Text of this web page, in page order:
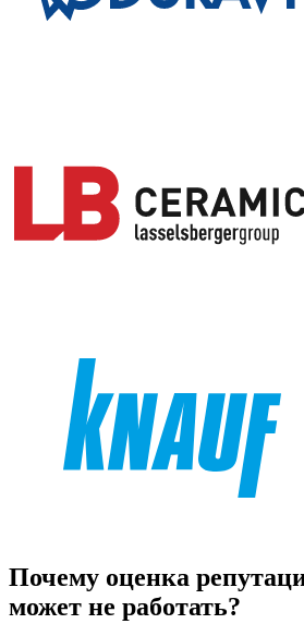
Почему оценка
может не работать?